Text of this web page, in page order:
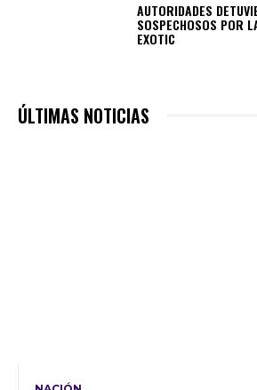
AUTORIDADES
SOSPECHOSOS POR
EXOTIC
ÚLTIMAS NOTICIAS